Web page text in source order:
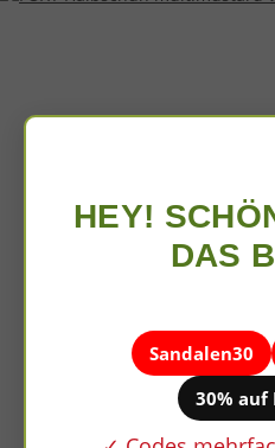
HEY!
DAS
Sandalen30
30% auf